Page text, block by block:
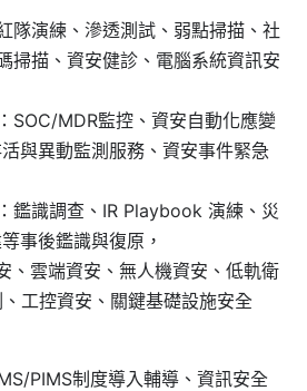
隊演練、滲透測試、弱點掃描、社
掃描、資安健診、電腦系統資訊安
：SOC/MDR監控、資安自動化應變
與異動監測服務、資安事件緊急
：鑑識調查、IR Playbook 演練、災
事後鑑識與復原，
、雲端資安、無人機資安、低軌衛
工控資安、關鍵基礎設施安全
PIMS制度導入輔導、資訊安全